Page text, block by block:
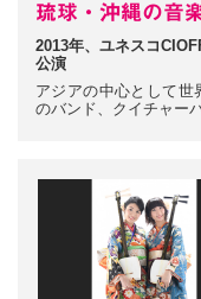
琉球・沖縄の音
2013年、ユネスコ
公演
アジアの中心として世
のバンド、クイチャー